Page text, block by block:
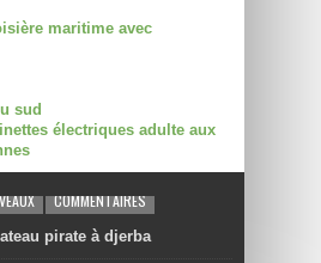
maritime avec
sud
électriques adulte aux
COMMENTAIRES
pirate à djerba